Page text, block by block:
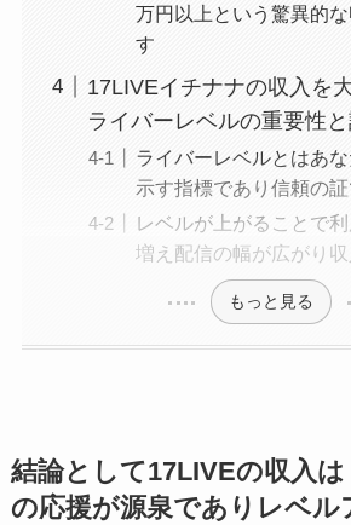
万円以上という驚異的
す
17LIVEイチナナの収入を
ライバーレベルの重要性
ライバーレベルとはあ
示す指標であり信頼の
レベルが上がることで
増え配信の幅が広がり
もっと見る
結論として17LIVEの収入
の応援が源泉でありレベル